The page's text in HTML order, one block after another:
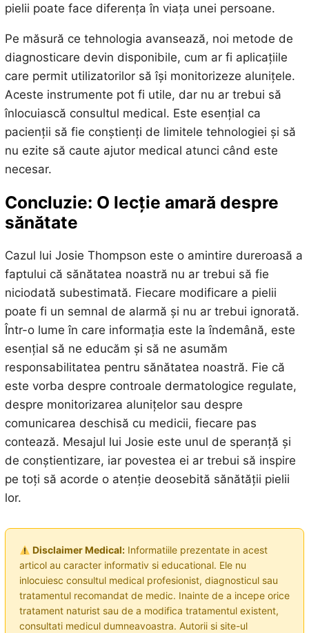
pielii poate face diferența în viața unei persoane.
Pe măsură ce tehnologia avansează, noi metode de
diagnosticare devin disponibile, cum ar fi aplicațiile
care permit utilizatorilor să își monitorizeze alunițele.
Aceste instrumente pot fi utile, dar nu ar trebui să
înlocuiască consultul medical. Este esențial ca
pacienții să fie conștienți de limitele tehnologiei și să
nu ezite să caute ajutor medical atunci când este
necesar.
Concluzie: O lecție amară despre
sănătate
Cazul lui Josie Thompson este o amintire dureroasă a
faptului că sănătatea noastră nu ar trebui să fie
niciodată subestimată. Fiecare modificare a pielii
poate fi un semnal de alarmă și nu ar trebui ignorată.
Într-o lume în care informația este la îndemână, este
esențial să ne educăm și să ne asumăm
responsabilitatea pentru sănătatea noastră. Fie că
este vorba despre controale dermatologice regulate,
despre monitorizarea alunițelor sau despre
comunicarea deschisă cu medicii, fiecare pas
contează. Mesajul lui Josie este unul de speranță și
de conștientizare, iar povestea ei ar trebui să inspire
pe toți să acorde o atenție deosebită sănătății pielii
lor.
Disclaimer Medical:Informatiile prezentate in acest
articol au caracter informativ si educational. Ele nu
inlocuiesc consultul medical profesionist, diagnosticul sau
tratamentul recomandat de medic. Inainte de a incepe orice
tratament naturist sau de a modifica tratamentul existent,
consultati medicul dumneavoastra. Autorii si site-ul